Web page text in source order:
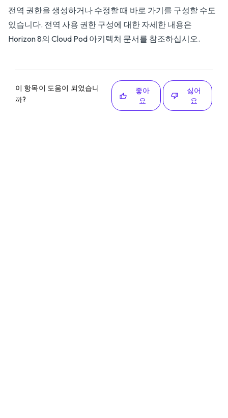
전역 권한을 생성하거나 수정할 때 바로 가기를 구성할 수도
있습니다. 전역 사용 권한 구성에 대한 자세한 내용은
Horizon 8의 Cloud Pod 아키텍처 문서를 참조하십시오.
이 항목이 도움이 되었습니
까?
좋아
요
싫어
요